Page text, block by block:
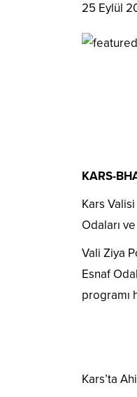
25 Eylül
KARS-
Kars
Odaları
Vali Ziya
Esnaf
programı
Kars’ta